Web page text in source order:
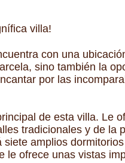
villa!
con una
sino también la
por las
de esta villa. Le
tradicionales y de la
amplios
le ofrece unas vistas